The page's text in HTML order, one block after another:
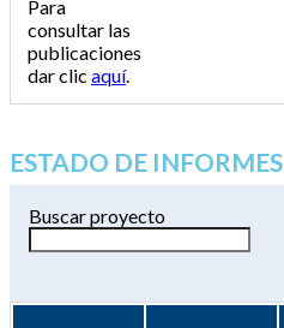
Para
consultar las
publicaciones
dar clic aquí.
ESTADO DE INFORMES
Buscar proyecto